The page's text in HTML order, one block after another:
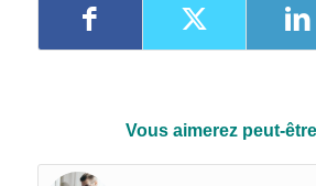
Vous aimerez peut-